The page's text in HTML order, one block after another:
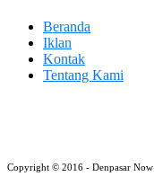
Beranda
Iklan
Kontak
Tentang Kami
Copyright © 2016 - Denpasar Now